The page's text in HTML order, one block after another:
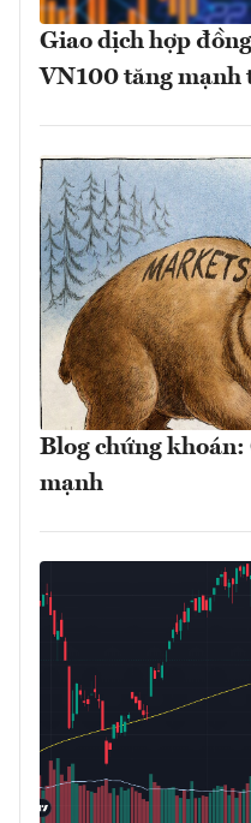
Giao dịch hợp
VN100 tăng
Blog chứng khoán:
mạnh